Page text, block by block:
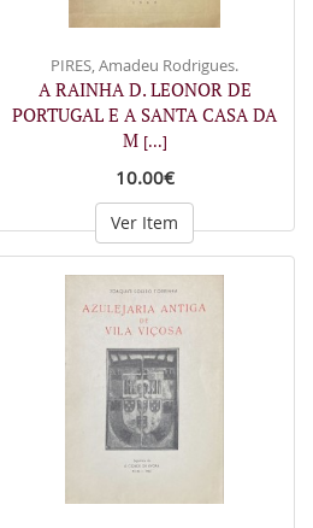
PIRES, Amadeu Rodrigues.
A RAINHA D. LEONOR DE
PORTUGAL E A SANTA CASA DA
M [...]
10.00€
Ver Item